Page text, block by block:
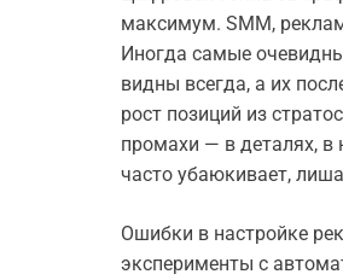
максимум. SMM,
Иногда самые
видны всегда, а их
рост позиций из
промахи — в деталях, в
часто убаюкивает,
Ошибки в настройке
эксперименты с